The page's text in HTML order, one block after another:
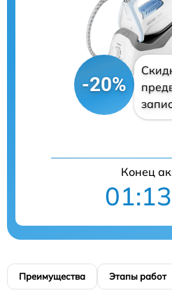
-20%
Конец
Преимущества Этапы работ